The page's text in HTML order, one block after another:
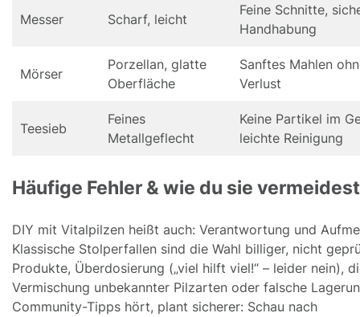
Messer Scharf, leicht
Feine Schnitte,
Handhabung
Mörser
Porzellan, glatte
Oberfläche
Sanftes Mahlen
Verlust
Teesieb
Feines
Metallgeflecht
Keine Partikel im
leichte Reinigung
Häufige Fehler & wie du sie vermeidest
DIY mit Vitalpilzen heißt auch: Verantwortung und
Klassische Stolperfallen sind die Wahl billiger, nicht
Produkte, Überdosierung („viel hilft viel!“ – leider nein),
Vermischung unbekannter Pilzarten oder falsche
Community-Tipps hört, plant sicherer: Schau nach